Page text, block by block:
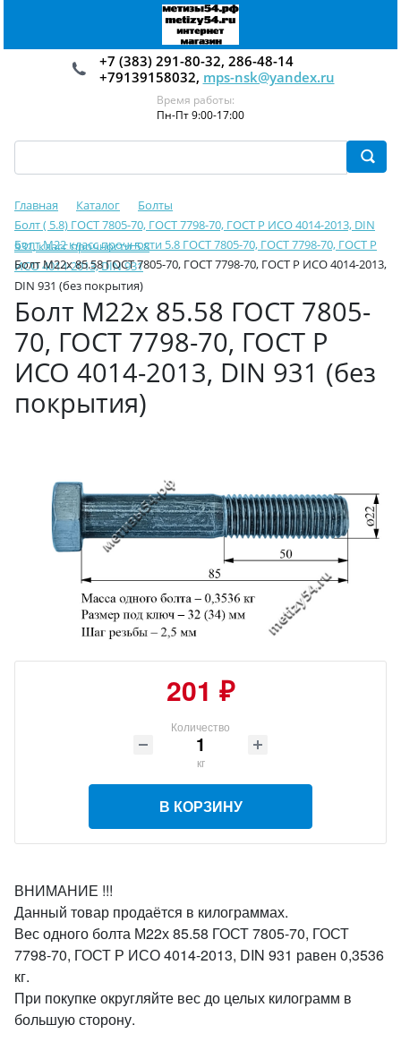
+7 (383) 291-80-32, 286-48-14
+79139158032, mps-nsk@yandex.ru
Время работы:
Пн-Пт 9:00-17:00
Главная Каталог
Болты
Болт ( 5.8) ГОСТ 7805-70, ГОСТ 7798-70, ГОСТ Р ИСО 4014-2013, DIN
931, класс прочности 5.8
Болт М22 класс прочности 5.8 ГОСТ 7805-70, ГОСТ 7798-70, ГОСТ Р
ИСО 4014-2013, DIN 931
Болт М22х 85.58 ГОСТ 7805-70, ГОСТ 7798-70, ГОСТ Р ИСО 4014-2013,
DIN 931 (без покрытия)
Болт М22х 85.58 ГОСТ 7805-
70, ГОСТ 7798-70, ГОСТ Р
ИСО 4014-2013, DIN 931 (без
покрытия)
201 ₽
Количество
кг
В КОРЗИНУ
ВНИМАНИЕ !!!
Данный товар продаётся в килограммах.
Вес одного болта М22х 85.58 ГОСТ 7805-70, ГОСТ
7798-70, ГОСТ Р ИСО 4014-2013, DIN 931 равен 0,3536
кг.
При покупке округляйте вес до целых килограмм в
большую сторону.